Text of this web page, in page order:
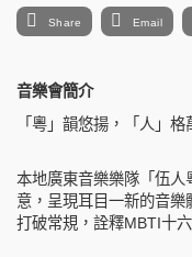
Share Email
音樂會簡介
「粵」韻悠揚，「 人 」格
本地廣東音樂樂隊「伍人
意，呈現耳目一新的音樂
打破常規，詮釋MBTI十